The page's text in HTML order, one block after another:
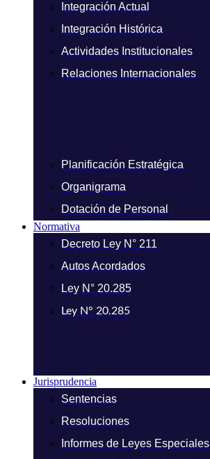
Integración Actual
Integración Histórica
Actividades Institucionales
Relaciones Internacionales
Planificación Estratégica
Organigrama
Dotación de Personal
Normativa
Decreto Ley N° 211
Autos Acordados
Ley N° 20.285
Ley N° 20.285
Jurisprudencia
Sentencias
Resoluciones
Informes de Leyes Especiales